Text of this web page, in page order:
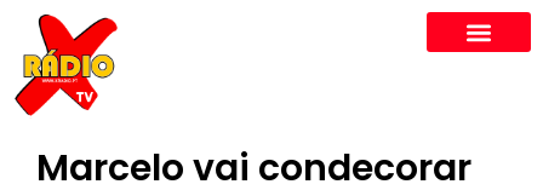
content
Marcelo vai condecorar